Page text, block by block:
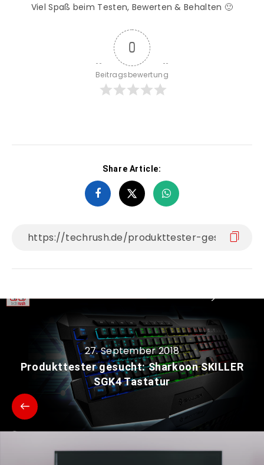
Viel Spaß beim Testen, Bewerten & Behalten 🙂
0
Beitragsbewertung
Share Article:
27. September 2018
Produkttester gesucht: Sharkoon SKILLER
SGK4 Tastatur